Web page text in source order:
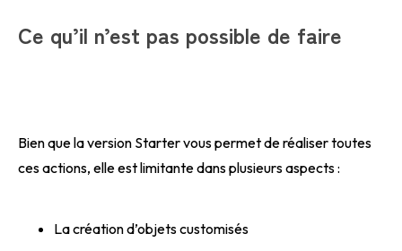
Ce qu’il n’est pas possible de faire
Bien que la version Starter vous permet de réaliser toutes
ces actions, elle est limitante dans plusieurs aspects :
La création d’objets customisés